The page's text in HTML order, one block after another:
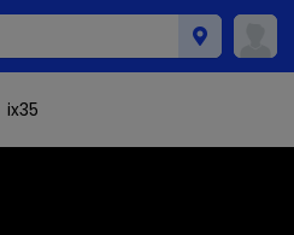
ix35